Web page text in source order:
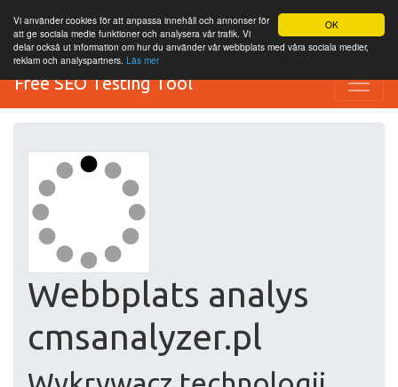
OK
Vi använder cookies för att anpassa innehåll och annonser för
att ge sociala medie funktioner och analysera vår trafik. Vi
delar också ut information om hur du använder vår webbplats med våra sociala medier,
reklam och analyspartners. Läs mer
Free SEO Testing Tool
Webbplats analys
cmsanalyzer.pl